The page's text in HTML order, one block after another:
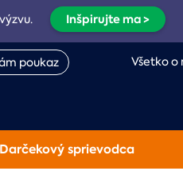
Inšpirujte ma >
poukaz Všetko o
Darčekový sprievodca